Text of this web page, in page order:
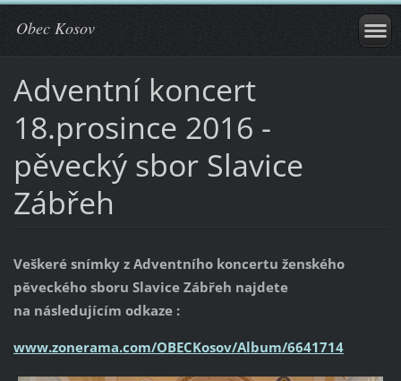
Obec Kosov
Adventní koncert
18.prosince 2016 -
pěvecký sbor Slavice
Zábřeh
Veškeré snímky z Adventního koncertu ženského
pěveckého sboru Slavice Zábřeh najdete
na následujícím odkaze :
www.zonerama.com/OBECKosov/Album/6641714